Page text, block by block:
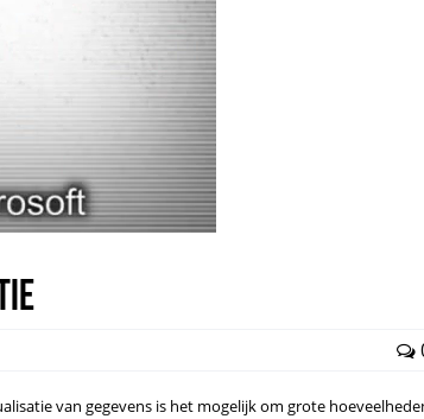
van gegevens is het mogelijk om grote